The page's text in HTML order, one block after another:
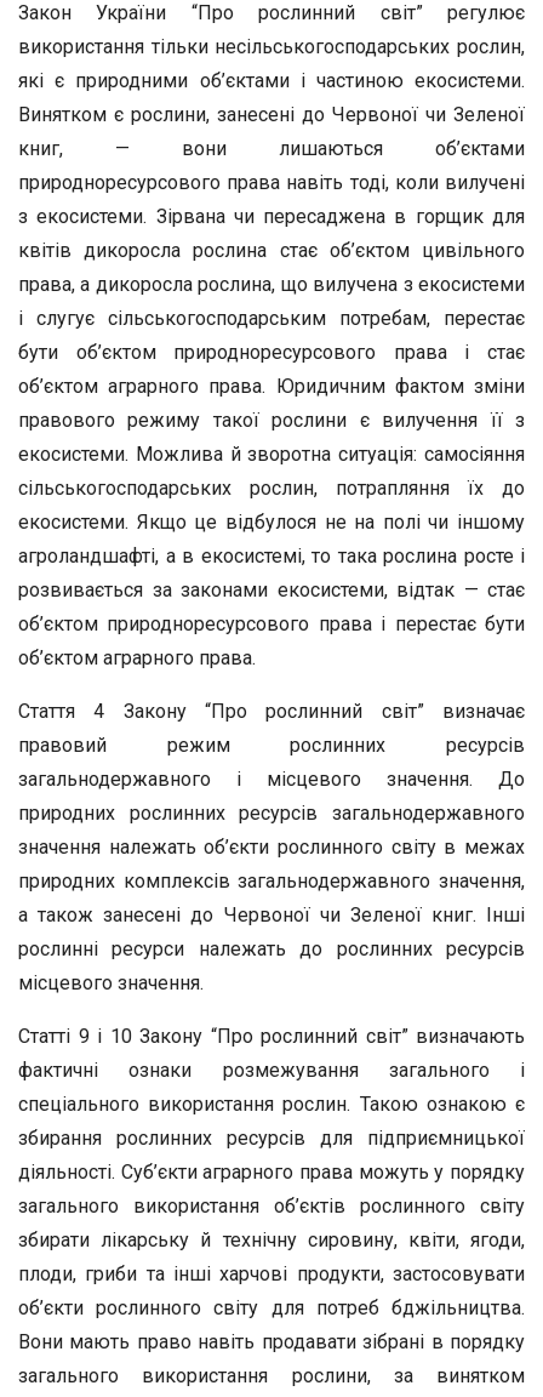
Закон України “Про рослинний світ” ре­гулює
використання тільки несільськогосподарських рослин,
які є природними об’єктами і частиною екосистеми.
Винятком є рос­лини, занесені до Червоної чи Зеленої
книг, — вони лишаються об’єктами
природноресурсового права навіть тоді, коли вилучені
з екосистеми. Зірвана чи пересаджена в горщик для
квітів дико­росла рослина стає об’єктом цивільного
права, а дикоросла рос­лина, що вилучена з екосистеми
і слугує сільськогосподарським потребам, перестає
бути об’єктом природноресурсового права і стає
об’єктом аграрного права. Юридичним фактом зміни
право­вого режиму такої рослини є вилучення її з
екосистеми. Можли­ва й зворотна ситуація: самосіяння
сільськогосподарських рос­лин, потрапляння їх до
екосистеми. Якщо це відбулося не на по­лі чи іншому
агроландшафті, а в екосистемі, то така рослина рос­те і
розвивається за законами екосистеми, відтак — стає
об’єктом природноресурсового права і перестає бути
об’єктом аграрного права.
Стаття 4 Закону “Про рослинний світ” визначає
правовий ре­жим рослинних ресурсів
загальнодержавного і місцевого значення. До
природних рослинних ресурсів загальнодержавного
значення належать об’єкти рослинного світу в межах
природних комплексів загальнодержавного значення,
а також занесені до Червоної чи Зе­леної книг. Інші
рослинні ресурси належать до рослинних ресурсів
місцевого значення.
Статті 9 і 10 Закону “Про рослинний світ” визначають
фактич­ні ознаки розмежування загального і
спеціального використання рослин. Такою ознакою є
збирання рослинних ресурсів для підпри­ємницької
діяльності. Суб’єкти аграрного права можуть у порядку
загального використання об’єктів рослинного світу
збирати лікар­ську й технічну сировину, квіти, ягоди,
плоди, гриби та інші хар­чові продукти, застосовувати
об’єкти рослинного світу для потреб бджільництва.
Вони мають право навіть продавати зібрані в поряд­ку
загального використання рослини, за винятком